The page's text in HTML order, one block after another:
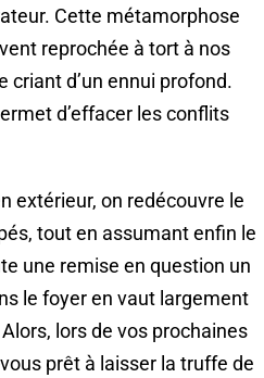
Cette métamorphose
reprochée à tort à nos
criant d’un ennui profond.
d’effacer les conflits
extérieur, on redécouvre le
tout en assumant enfin le
une remise en question un
le foyer en vaut largement
lors de vos prochaines
prêt à laisser la truffe de